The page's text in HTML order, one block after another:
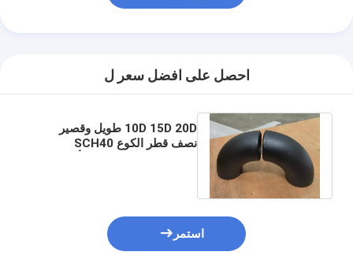
احصل على افضل سعر ل
10D 15D 20D طويل وقصير
نصف قطر الكوع SCH40
استمر